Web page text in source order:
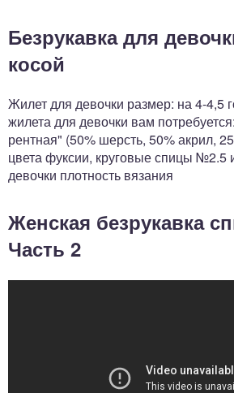
Безрукавка для
косой
Жилет для девочки размер: на 4-4,5
жилета для девочки вам
рентная" (50% шерсть, 50% акрил,
цвета фуксии, круговые спицы
девочки плотность вязания
Женская безрукавка
Часть 2